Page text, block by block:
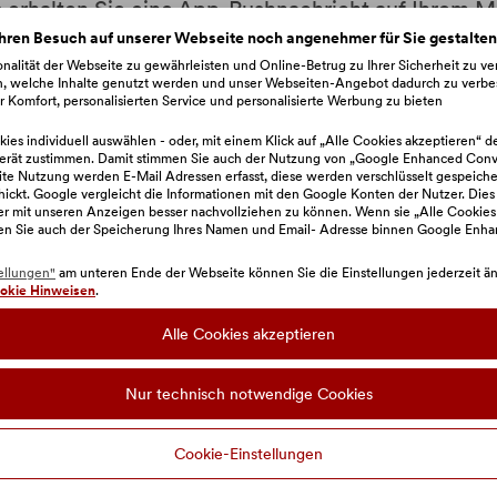
erhalten Sie eine App-Pushnachricht auf Ihrem
oder öffnen Sie die BAWAG App
angezeigt und Sie können ihn mit Ihrer App
App freigeben
BAWAG App
Sie wollen
Besuch auf unserer Webseite noch angenehmer für Sie
der Webseite zu gewährleisten und Online-Betrug zu Ihrer Sicherheit zu
welche Inhalte genutzt werden und unser Webseiten-Angebot dadurch zu
Komfort, personalisierten Service und personalisierte Werbung zu bieten
individuell auswählen - oder, mit einem Klick auf „Alle Cookies akzeptieren“
zustimmen. Damit stimmen Sie auch der Nutzung von „Google Enhanced
Nutzung werden E-Mail Adressen erfasst, diese werden verschlüsselt
Google vergleicht die Informationen mit den Google Konten der Nutzer.
mit unseren Anzeigen besser nachvollziehen zu können. Wenn sie „Alle
Sie auch der Speicherung Ihres Namen und Email- Adresse binnen Google
am unteren Ende der Webseite können Sie die Einstellungen jederzeit
Hinweisen.
Alle Cookies akzeptieren
Nur technisch notwendige Cookies
Cookie-Einstellungen